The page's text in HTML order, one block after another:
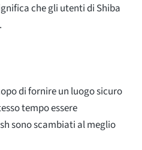
che gli utenti di Shiba
di fornire un luogo sicuro
tempo essere
sono scambiati al meglio